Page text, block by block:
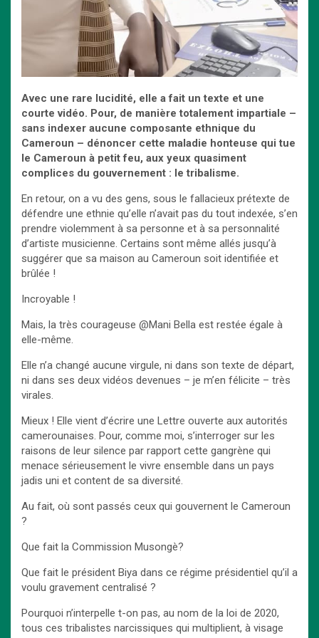
Avec une rare lucidité, elle a fait un texte et une
courte vidéo. Pour, de manière totalement impartiale –
sans indexer aucune composante ethnique du
Cameroun – dénoncer cette maladie honteuse qui tue
le Cameroun à petit feu, aux yeux quasiment
complices du gouvernement : le tribalisme.
En retour, on a vu des gens, sous le fallacieux prétexte de
défendre une ethnie qu’elle n’avait pas du tout indexée, s’en
prendre violemment à sa personne et à sa personnalité
d’artiste musicienne. Certains sont même allés jusqu’à
suggérer que sa maison au Cameroun soit identifiée et
brûlée !
Incroyable !
Mais, la très courageuse @Mani Bella est restée égale à
elle-même.
Elle n’a changé aucune virgule, ni dans son texte de départ,
ni dans ses deux vidéos devenues – je m’en félicite – très
virales.
Mieux ! Elle vient d’écrire une Lettre ouverte aux autorités
camerounaises. Pour, comme moi, s’interroger sur les
raisons de leur silence par rapport cette gangrène qui
menace sérieusement le vivre ensemble dans un pays
jadis uni et content de sa diversité.
Au fait, où sont passés ceux qui gouvernent le Cameroun
?
Que fait la Commission Musongè?
Que fait le président Biya dans ce régime présidentiel qu’il a
voulu gravement centralisé ?
Pourquoi n’interpelle t-on pas, au nom de la loi de 2020,
tous ces tribalistes narcissiques qui multiplient, à visage